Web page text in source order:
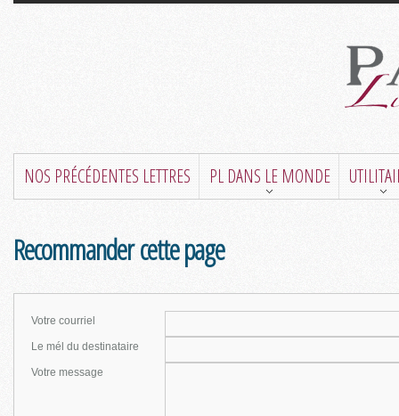
NOS PRÉCÉDENTES LETTRES PL DANS LE MONDE
Recommander cette page
Votre courriel
Le mél du destinataire
Votre message